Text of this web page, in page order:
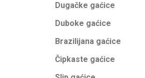
Dugačke gaćice
Duboke gaćice
Brazilijana gaćice
Čipkaste gaćice